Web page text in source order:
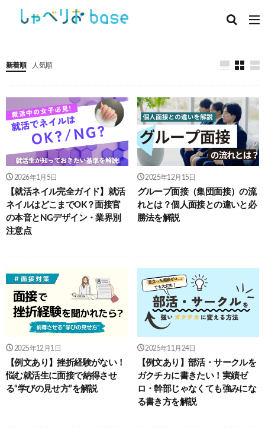
新着順 人気順
2026年1月5日
【就活ネイル完全ガイド】就活
ネイルはどこまでOK？面接官
の本音とNGデザイン・業界別
注意点
2025年12月15日
グループ面接（集団面接）の流
れとは？個人面接との違いと必
勝法を解説
2025年12月1日
【例文あり】挫折経験がない！
悩む就活生に面接で納得させ
る“学びの見せ方”を解説
2025年11月24日
【例文あり】部活・サークルを
ガクチカに書きたい！実績ゼ
ロ・幹部じゃなくても強みにな
る書き方を解説